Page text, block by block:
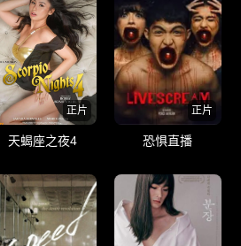
正片
天蝎座之夜4
正片
恐惧直播